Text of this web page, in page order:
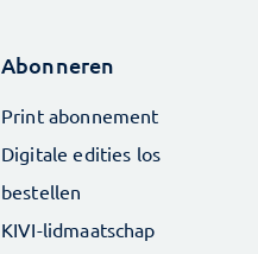
Abonneren
Print abonnement
Digitale edities los
bestellen
KIVI-lidmaatschap